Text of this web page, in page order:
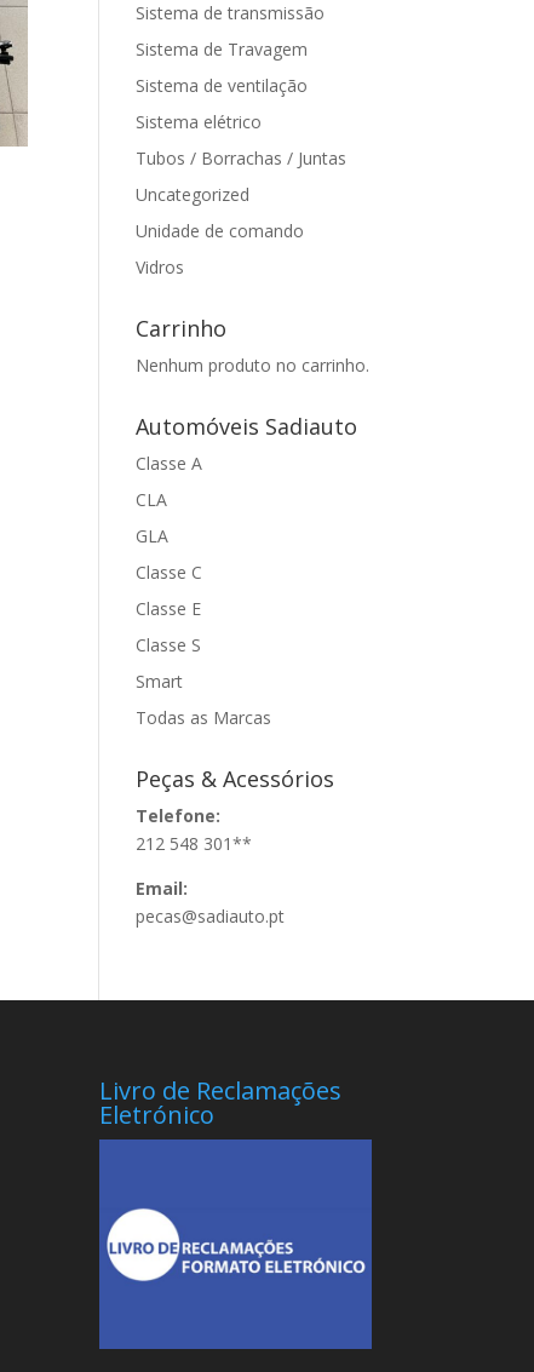
Sistema de transmissão
Sistema de Travagem
Sistema de ventilação
Sistema elétrico
Tubos / Borrachas / Juntas
Uncategorized
Unidade de comando
Vidros
Carrinho
Nenhum produto no carrinho.
Automóveis Sadiauto
Classe A
CLA
GLA
Classe C
Classe E
Classe S
Smart
Todas as Marcas
Peças & Acessórios
Telefone:
212 548 301**
Email:
pecas@sadiauto.pt
Livro de Reclamações
Eletrónico